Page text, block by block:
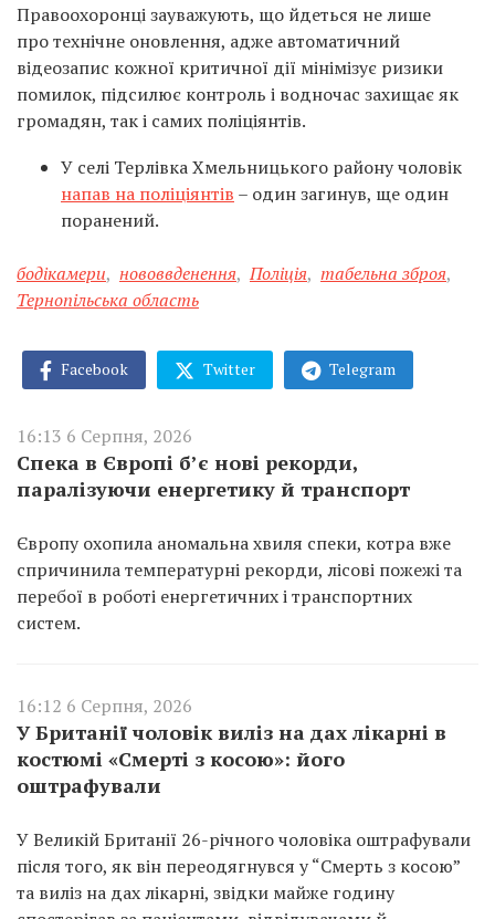
Правоохоронці зауважують, що йдеться не лише
про технічне оновлення, адже автоматичний
відеозапис кожної критичної дії мінімізує ризики
помилок, підсилює контроль і водночас захищає як
громадян, так і самих поліціянтів.
У селі Терлівка Хмельницького району чоловік
напав на поліціянтів – один загинув, ще один
поранений.
бодікамери, нововвденення, Поліція, табельна зброя,
Тернопільська область
Facebook Twitter Telegram
16:13 6 Серпня, 2026
Спека в Європі б’є нові рекорди,
паралізуючи енергетику й транспорт
Європу охопила аномальна хвиля спеки, котра вже
спричинила температурні рекорди, лісові пожежі та
перебої в роботі енергетичних і транспортних
систем.
16:12 6 Серпня, 2026
У Британії чоловік виліз на дах лікарні в
костюмі «Смерті з косою»: його
оштрафували
У Великій Британії 26-річного чоловіка оштрафували
після того, як він переодягнувся у “Смерть з косою”
та виліз на дах лікарні, звідки майже годину